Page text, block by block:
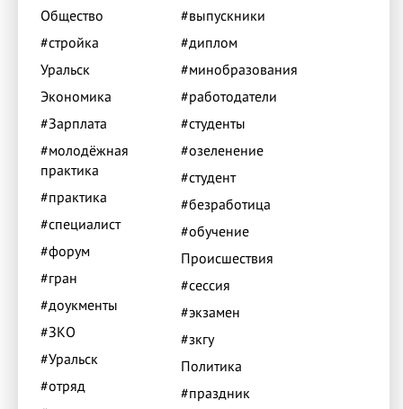
Общество
#стройка
Уральск
Экономика
#Зарплата
#молодёжная
практика
#практика
#специалист
#форум
#гран
#доукменты
#ЗКО
#Уральск
#отряд
#выпускники
#диплом
#минобразования
#работодатели
#студенты
#озеленение
#студент
#безработица
#обучение
Происшествия
#сессия
#экзамен
#зкгу
Политика
#праздник